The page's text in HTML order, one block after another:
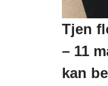
Tjen
– 11
kan